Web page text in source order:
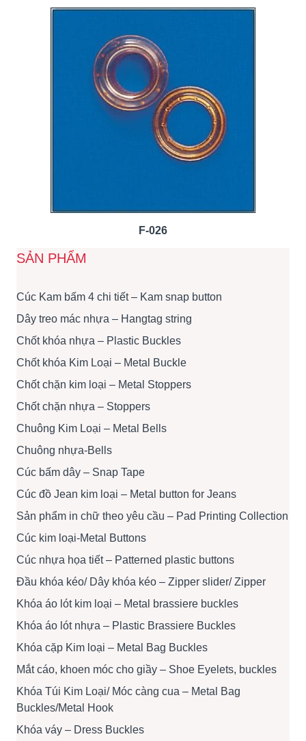
F-026
SẢN PHẨM
Cúc Kam bấm 4 chi tiết – Kam snap button
Dây treo mác nhựa – Hangtag string
Chốt khóa nhựa – Plastic Buckles
Chốt khóa Kim Loại – Metal Buckle
Chốt chặn kim loại – Metal Stoppers
Chốt chặn nhựa – Stoppers
Chuông Kim Loại – Metal Bells
Chuông nhựa-Bells
Cúc bấm dây – Snap Tape
Cúc đồ Jean kim loại – Metal button for Jeans
Sản phẩm in chữ theo yêu cầu – Pad Printing Collection
Cúc kim loại-Metal Buttons
Cúc nhựa họa tiết – Patterned plastic buttons
Đầu khóa kéo/ Dây khóa kéo – Zipper slider/ Zipper
Khóa áo lót kim loại – Metal brassiere buckles
Khóa áo lót nhựa – Plastic Brassiere Buckles
Khóa cặp Kim loại – Metal Bag Buckles
Mắt cáo, khoen móc cho giầy – Shoe Eyelets, buckles
Khóa Túi Kim Loại/ Móc càng cua – Metal Bag
Buckles/Metal Hook
Khóa váy – Dress Buckles